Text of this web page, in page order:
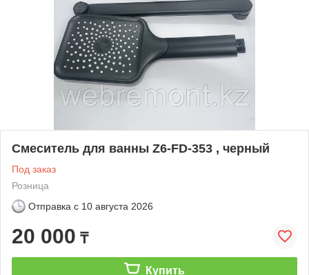
Смеситель для ванны Z6-FD-353 , черный
Под заказ
Розница
Отправка с 10 августа 2026
20 000 ₸
Купить